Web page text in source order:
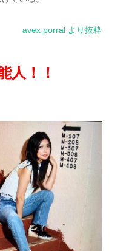
avex porral より抜粋
人！！